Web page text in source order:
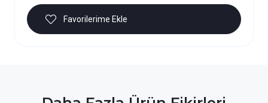
Favorilerime Ekle